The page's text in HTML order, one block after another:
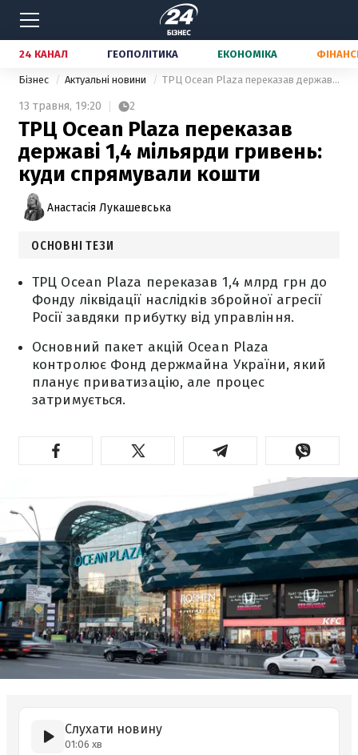
24 КАНАЛ ГЕОПОЛІТИКА ЕКОНОМІКА
Бізнес Актуальні новини ТРЦ Ocean Plaza переказав державі 1,4 мільярди гривень: куди спрямували кошти
13 травня, 19:20 2
ТРЦ Ocean Plaza переказав
державі 1,4 мільярди гривень:
куди спрямували кошти
Анастасія Лукашевська
ОСНОВНІ ТЕЗИ
ТРЦ Ocean Plaza переказав 1,4 млрд грн до
Фонду ліквідації наслідків збройної агресії
Росії завдяки прибутку від управління.
Основний пакет акцій Ocean Plaza
контролює Фонд держмайна України, який
планує приватизацію, але процес
затримується.
Слухати новину
01:06 хв